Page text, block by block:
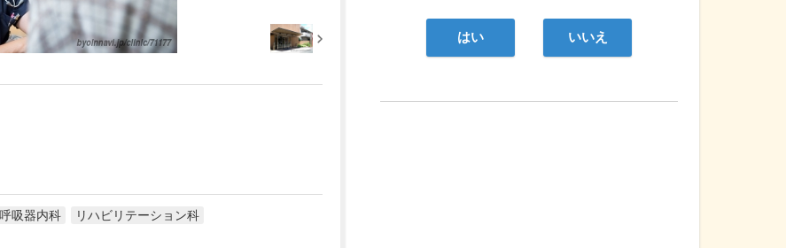
呼吸器内科 リハビリテーション科
はい いいえ